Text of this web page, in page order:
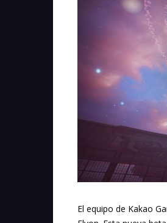
El equipo de Kakao